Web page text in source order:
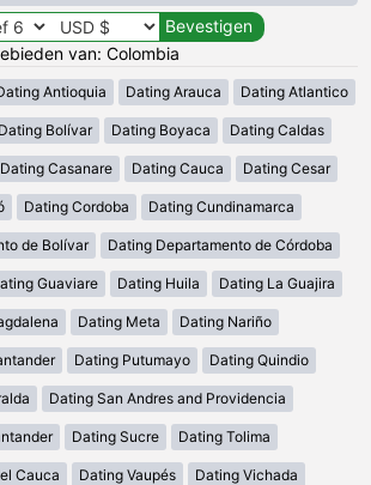
van: Colombia
Antioquia Dating Arauca Dating Atlantico
Dating Bolívar Dating Boyaca Dating Caldas
Dating Casanare Dating Cauca Dating Cesar
Dating Cordoba Dating Cundinamarca
de Bolívar Dating Departamento de Córdoba
Guaviare Dating Huila Dating La Guajira
Dating Meta Dating Nariño
Dating Putumayo Dating Quindio
Dating San Andres and Providencia
Dating Sucre Dating Tolima
Cauca Dating Vaupés Dating Vichada